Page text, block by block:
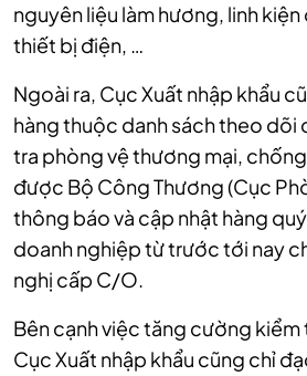
nguyên liệu làm hương, linh
thiết bị điện, …
Ngoài ra, Cục Xuất nhập khẩu
hàng thuộc danh sách theo dõi
tra phòng vệ thương mại,
được Bộ Công Thương (Cục
thông báo và cập nhật hàng
doanh nghiệp từ trước tới nay
nghị cấp C/O.
Bên cạnh việc tăng cường kiểm
Cục Xuất nhập khẩu cũng chỉ